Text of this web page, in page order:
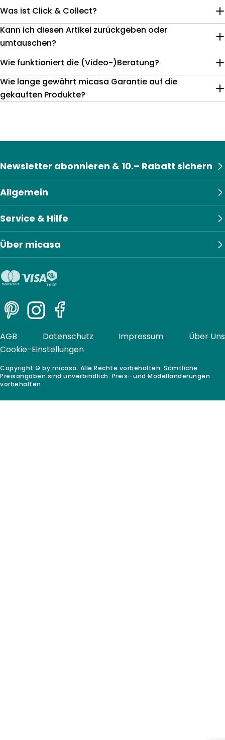
Was ist Click & Collect?
Kann ich diesen Artikel zurückgeben oder
umtauschen?
Wie funktioniert die (Video-)Beratung?
Wie lange gewährt micasa Garantie auf die
gekauften Produkte?
Allgemein
Service & Hilfe
Über micasa
Newsletter abonnieren & 10.– Rabatt sichern
PinterestInstagramFacebook
Copyright © by micasa. Alle Rechte vorbehalten. Sämtliche
Preisangaben sind unverbindlich. Preis- und Modelländerungen
vorbehalten.
AGB Datenschutz Impressum
Über Uns
Cookie-Einstellungen